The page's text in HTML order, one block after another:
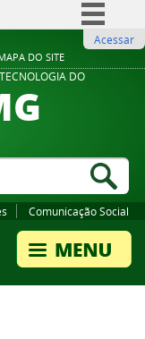
DO SITE
BR
Participe
Legislação
Acessar
DO
Comunicação Social